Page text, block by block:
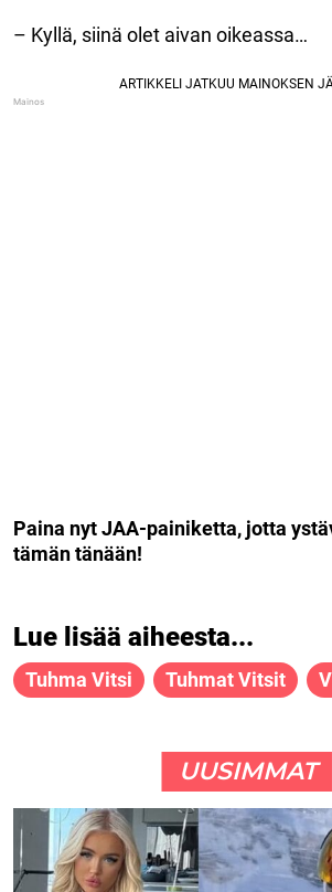
– Kyllä, siinä olet aivan oikeassa…
Paina nyt JAA-painiketta, jotta
tämän tänään!
Lue lisää aiheesta...
Tuhma Vitsi Tuhmat Vitsit
UUSIMMAT